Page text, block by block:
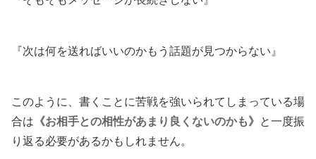
『次は何を送ればいいのかもう話題が見つからない』
このように、書くことに苦戦を強いられてしまっている場
合は 《お相手との相性があまり良くないのかも》 と一度振
り返る必要があるかもしれません。